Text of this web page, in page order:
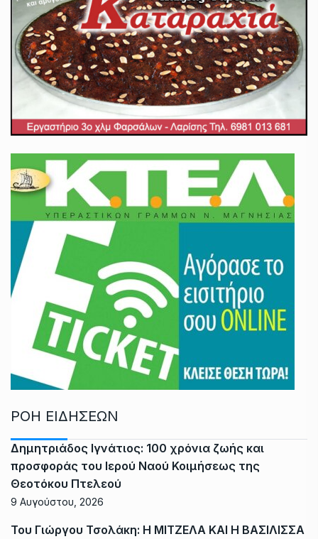
ΡΟΗ ΕΙΔΗΣΕΩΝ
Δημητριάδος Ιγνάτιος: 100 χρόνια ζωής και
προσφοράς του Ιερού Ναού Κοιμήσεως της
Θεοτόκου Πτελεού
9 Αυγούστου, 2026
Του Γιώργου Τσολάκη: Η ΜΙΤΖΕΛΑ ΚΑΙ Η ΒΑΣΙΛΙΣΣΑ